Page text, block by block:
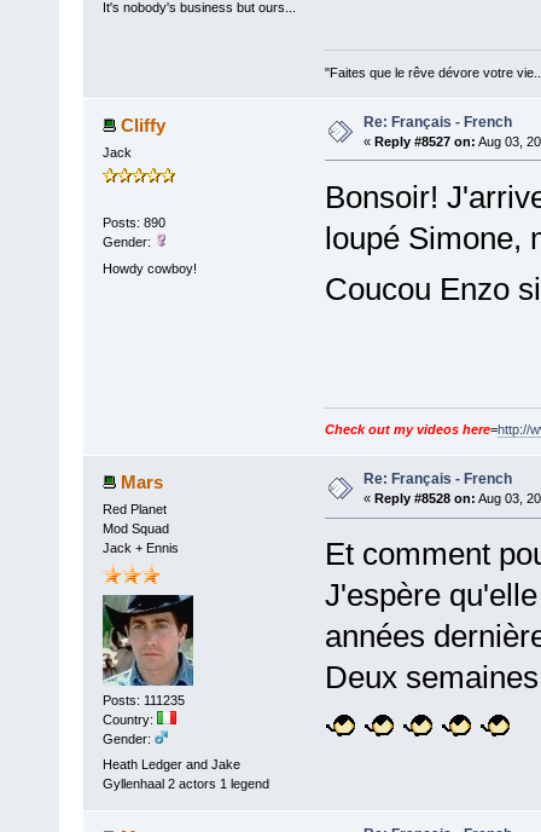
It's nobody's business but ours...
"Faites que le rêve dévore votre
Cliffy
Jack
Posts: 890
Gender:
Howdy cowboy!
Re: Français - French
« Reply #8527 on: Aug 03,
Bonsoir!
loupé Simone,
Coucou Enzo
Check out my videos here=http://
Mars
Red Planet
Mod Squad
Jack + Ennis
Posts: 111235
Country:
Gender:
Heath Ledger and Jake
Gyllenhaal 2 actors 1 legend
Re: Français - French
« Reply #8528 on: Aug 03,
Et comment
J'espère
années
Deux